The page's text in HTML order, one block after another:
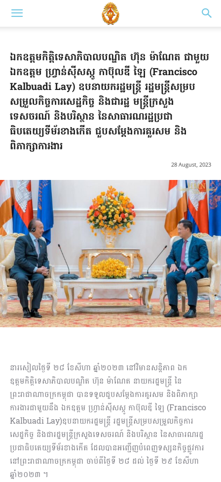
ឯកឧត្តមកិត្តិទេសាភិបាលបណ្ឌិត ហ៊ុន ម៉ាណែត ជាមួយ
ឯកឧត្តម ហ្វ្រាន់ស៊ីសស្កូ កាប៊ុលឌី ឡៃ (Francisco
Kalbuadi Lay) ឧបនាយករដ្ឋមន្ត្រី រដ្ឋមន្ត្រីសម្រប
សម្រួលកិច្ចការសេដ្ឋកិច្ច និងជារដ្ឋ មន្ត្រីក្រសួង
ទេសចរណ៍ និងបរិស្ថាន នៃសាធារណរដ្ឋប្រជា
ធិបតេយ្យទីម័រខាងកើត ជួបសម្តែងការគួរសម និង
ពិភាក្សាការងារ
28 August, 2023
នារសៀលថ្ងៃទី ២៨ ខែសីហា ឆ្នាំ២០២៣​ នៅវិមានសន្តិភាព ឯក
ឧត្តមកិតិ្តទេសាភិបាលបណ្ឌិត ហ៊ុន ម៉ាណែត នាយករដ្ឋមន្រ្តី នៃ
ព្រះរាជាណាចក្រកម្ពុជា បានទទួលជួបសម្តែងការគួរសម និងពិភាក្សា
ការងារជាមួយនឹង ឯកឧត្តម ហ្វ្រាន់ស៊ីសស្កូ កាប៊ុលឌី ឡៃ (Francisco
Kalbuadi Lay)ឧបនាយករដ្ឋមន្ត្រី រដ្ឋមន្ត្រីសម្របសម្រួលកិច្ចការ
សេដ្ឋកិច្ច និងជារដ្ឋមន្ត្រីក្រសួងទេសចរណ៍ និងបរិស្ថាន នៃសាធារណរដ្ឋ
ប្រជាធិបតេយ្យទីម័រខាងកើត ដែលបានអញ្ជើញបំពេញទស្សនកិច្ចផ្លូវការ
នៅព្រះរាជាណាចក្រកម្ពុជា ចាប់ពីថ្ងៃទី ២៨ ដល់ ថ្ងៃទី ២៩ ខែសីហា
ឆ្នាំ២០២៣ ។